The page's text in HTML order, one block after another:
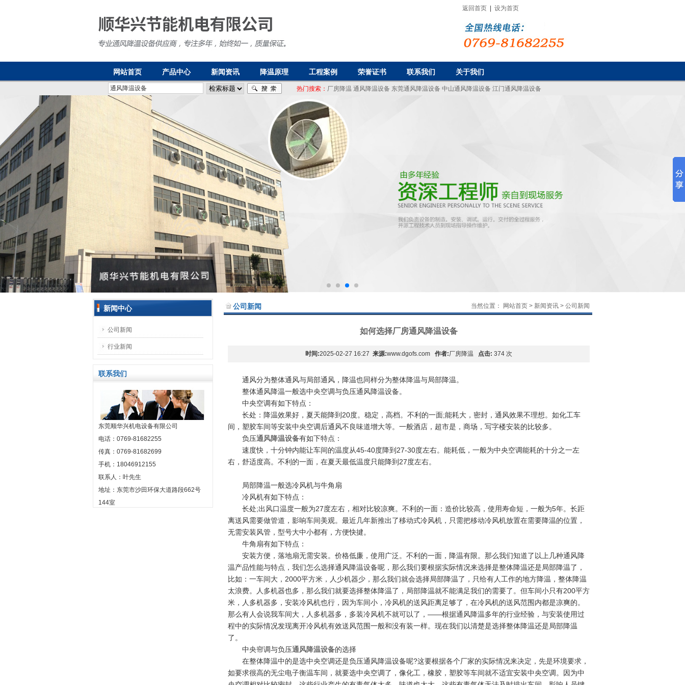
返回首页 设为首页
网站首页 产品中心 新闻资讯 降温原理 工程案例 荣誉证书 联系我们 关于我们
热门搜索： 厂房降温 通风降温设备 东莞通风降温设备 中山通风降温设备 江门通风降温设备
新闻中心
公司新闻
行业新闻
联系我们
东莞顺华兴机电设备有限公司
电话：0769-81682255
传真：0769-81682699
手机：18046912155
联系人：叶先生
地址：东莞市沙田环保大道路段662号
144室
公司新闻 当然位置： 网站首页 > 新闻资讯 > 公司新闻
如何选择厂房通风降温设备
时间:2025-02-27 16:27 来源:www.dgofs.com 作者:厂房降温 点击: 374 次
通风分为整体通风与局部通风，降温也同样分为整体降温与局部降温。
整体通风降温一般选中央空调与负压通风降温设备。
中央空调有如下特点：
长处：降温效果好，夏天能降到20度。稳定，高档。不利的一面;能耗大，密封，通风效果不理想。如化工车
间，塑胶车间等安装中央空调后通风不良味道增大等。一般酒店，超市是，商场，写字楼安装的比较多。
负压通风降温设备有如下特点：
速度快，十分钟内能让车间的温度从45-40度降到27-30度左右。能耗低，一般为中央空调能耗的十分之一左
右，舒适度高。不利的一面，在夏天最低温度只能降到27度左右。
局部降温一般选冷风机与牛角扇
冷风机有如下特点：
长处;出风口温度一般为27度左右，相对比较凉爽。不利的一面：造价比较高，使用寿命短，一般为5年。长距
离送风需要做管道，影响车间美观。最近几年新推出了移动式冷风机，只需把移动冷风机放置在需要降温的位置，
无需安装风管，型号大中小都有，方便快揵。
牛角扇有如下特点：
安装方便，落地扇无需安装。价格低廉，使用广泛。不利的一面，降温有限。那么我们知道了以上几种通风降
温产品性能与特点，我们怎么选择通风降温设备呢，那么我们要根据实际情况来选择是整体降温还是局部降温了，
比如：一车间大，2000平方米，人少机器少，那么我们就会选择局部降温了，只给有人工作的地方降温，整体降温
太浪费。人多机器也多，那么我们就要选择整体降温了，局部降温就不能满足我们的需要了。但车间小只有200平方
米，人多机器多，安装冷风机也行，因为车间小，冷风机的送风距离足够了，在冷风机的送风范围内都是凉爽的。
那么有人会说我车间大，人多机器多，多装冷风机不就可以了，——根据通风降温多年的行业经验，与安装使用过
程中的实际情况发现离开冷风机有效送风范围一般和没有装一样。现在我们以清楚是选择整体降温还是局部降温
了。
中央帘调与负压通风降温设备的选择
在整体降温中的是选中央空调还是负压通风降温设备呢?这要根据各个厂家的实际情况来决定，先是环境要求，
如要求很高的无尘电子衡温车间，就要选中央空调了，像化工，橡胶，塑胶等车间就不适宜安装中央空调。因为中